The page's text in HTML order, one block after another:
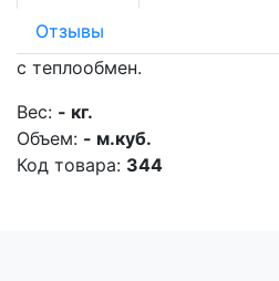
Отзывы
с теплообмен.
Вес: - кг.
Объем: - м.куб.
Код товара: 344